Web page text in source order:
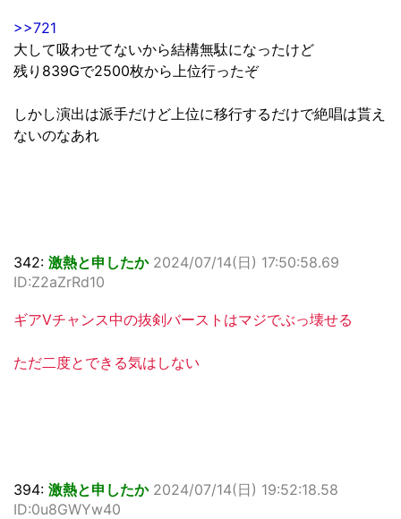
>>721
大して吸わせてないから結構無駄になったけど
残り839Gで2500枚から上位行ったぞ
しかし演出は派手だけど上位に移行するだけで絶唱は貰え
ないのなあれ
342: 激熱と申したか 2024/07/14(日) 17:50:58.69
ID:Z2aZrRd10
ギアVチャンス中の抜剣バーストはマジでぶっ壊せる
ただ二度とできる気はしない
394: 激熱と申したか 2024/07/14(日) 19:52:18.58
ID:0u8GWYw40